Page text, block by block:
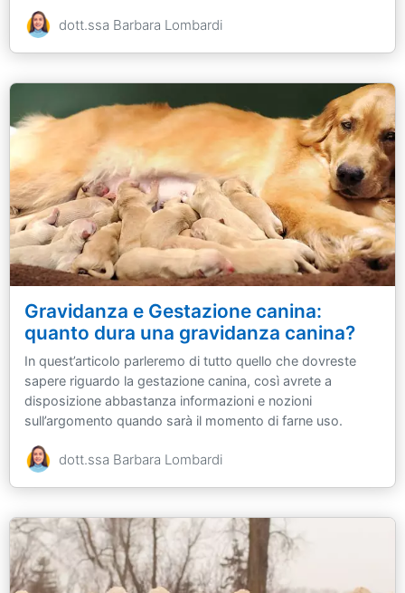
dott.ssa Barbara Lombardi
Gravidanza e Gestazione canina:
quanto dura una gravidanza canina?
In quest’articolo parleremo di tutto quello che dovreste
sapere riguardo la gestazione canina, così avrete a
disposizione abbastanza informazioni e nozioni
sull’argomento quando sarà il momento di farne uso.
dott.ssa Barbara Lombardi